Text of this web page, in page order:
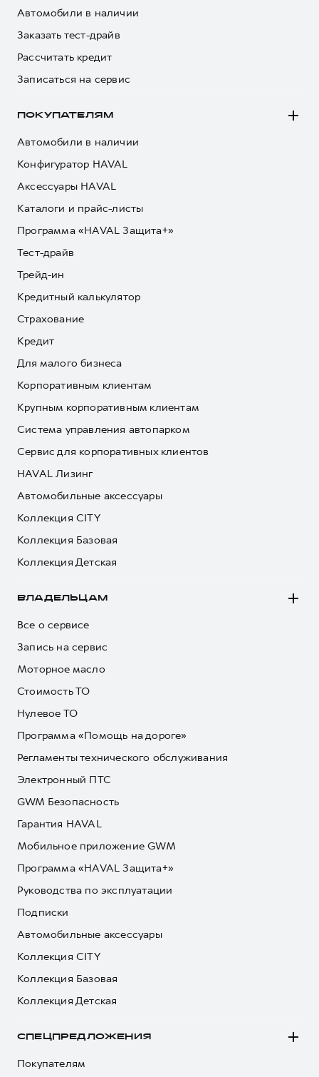
Автомобили в наличии
Заказать тест-драйв
Рассчитать кредит
Записаться на сервис
ПОКУПАТЕЛЯМ
Автомобили в наличии
Конфигуратор HAVAL
Аксессуары HAVAL
Каталоги и прайс-листы
Программа «HAVAL Защита+»
Тест-драйв
Трейд-ин
Кредитный калькулятор
Страхование
Кредит
Для малого бизнеса
Корпоративным клиентам
Крупным корпоративным клиентам
Система управления автопарком
Сервис для корпоративных клиентов
HAVAL Лизинг
Автомобильные аксессуары
Коллекция CITY
Коллекция Базовая
Коллекция Детская
ВЛАДЕЛЬЦАМ
Все о сервисе
Запись на сервис
Моторное масло
Стоимость ТО
Нулевое ТО
Программа «Помощь на дороге»
Регламенты технического обслуживания
Электронный ПТС
GWM Безопасность
Гарантия HAVAL
Мобильное приложение GWM
Программа «HAVAL Защита+»
Руководства по эксплуатации
Подписки
Автомобильные аксессуары
Коллекция CITY
Коллекция Базовая
Коллекция Детская
СПЕЦПРЕДЛОЖЕНИЯ
Покупателям